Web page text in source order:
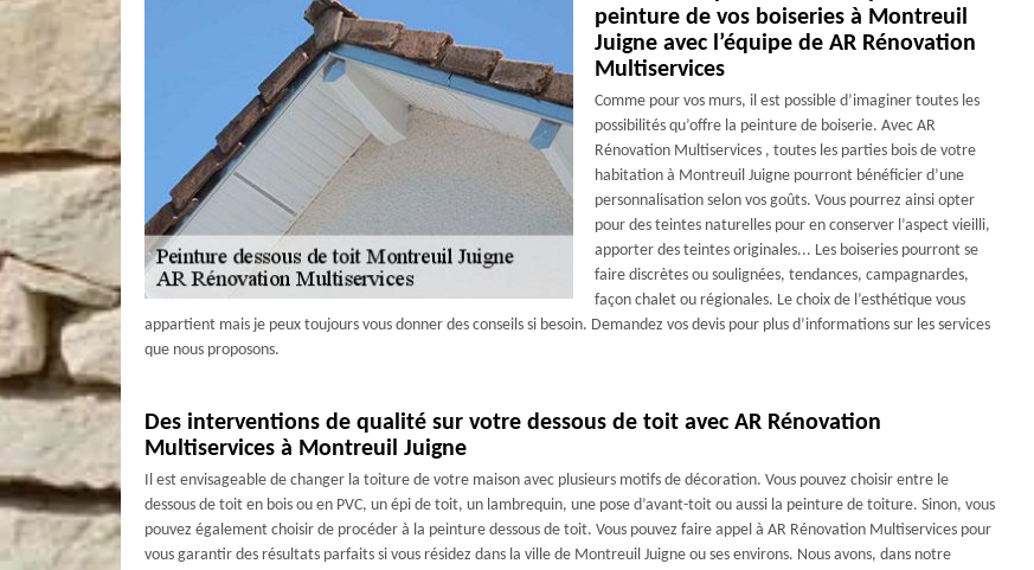
peinture de vos boiseries à Montreuil
Juigne avec l’équipe de AR Rénovation
Multiservices
Comme pour vos murs, il est possible d’imaginer toutes les
possibilités qu’offre la peinture de boiserie. Avec AR
Rénovation Multiservices , toutes les parties bois de votre
habitation à Montreuil Juigne pourront bénéficier d’une
personnalisation selon vos goûts. Vous pourrez ainsi opter
pour des teintes naturelles pour en conserver l’aspect vieilli,
apporter des teintes originales... Les boiseries pourront se
faire discrètes ou soulignées, tendances, campagnardes,
façon chalet ou régionales. Le choix de l’esthétique vous
appartient mais je peux toujours vous donner des conseils si besoin. Demandez vos devis pour plus d’informations sur les services
que nous proposons.
Des interventions de qualité sur votre dessous de toit avec AR Rénovation
Multiservices à Montreuil Juigne
Il est envisageable de changer la toiture de votre maison avec plusieurs motifs de décoration. Vous pouvez choisir entre le
dessous de toit en bois ou en PVC, un épi de toit, un lambrequin, une pose d’avant-toit ou aussi la peinture de toiture. Sinon, vous
pouvez également choisir de procéder à la peinture dessous de toit. Vous pouvez faire appel à AR Rénovation Multiservices pour
vous garantir des résultats parfaits si vous résidez dans la ville de Montreuil Juigne ou ses environs. Nous avons, dans notre